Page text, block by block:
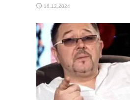
16.12.2024